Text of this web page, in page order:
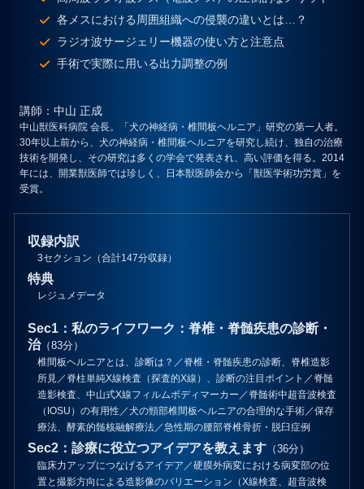
各メスにおける周囲組織への侵襲の違いとは…？
ラジオ波サージェリー機器の使い方と注意点
手術で実際に用いる出力調整の例
講師 ：中山 正成
中山獣医科病院 会長。「犬の神経病・椎間板ヘルニア」研究の第一人者。
30年以上前から、犬の神経病・椎間板ヘルニアを研究し続け、独自の治療
技術を開発し、その研究は多くの学会で発表され、高い評価を得る。2014
年には、開業獣医師では珍しく、日本獣医師会から「獣医学術功労賞」を
受賞。
収録内訳
3セクション（合計147分収録）
特典
レジュメデータ
Sec1：私のライフワーク：脊椎・脊髄疾患の診断・
治（83分）
椎間板ヘルニアとは、診断は？／脊椎・脊髄疾患の診断、脊椎造影
所見／脊柱単純X線検査（探査的X線）、診断の注目ポイント／脊髄
造影検査、中山式X線フィルムボディマーカー／脊髄術中超音波検査
（IOSU）の有用性／犬の頸部椎間板ヘルニアの合理的な手術／保存
療法、酵素的髄核融解療法／急性期の腰部脊椎骨折・脱臼症例
Sec2：診療に役立つアイデアを教えます（36分）
臨床力アップにつなげるアイデア／硬膜外病変における病変部の位
置と撮影方向による造影像のバリエーション（X線検査、超音波検